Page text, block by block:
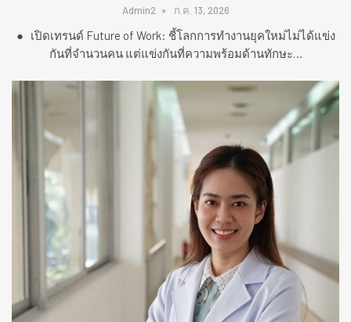
Admin2 ก.ค. 13, 2026
● เปิดเทรนด์ Future of Work: ชี้โลกการทำงานยุคใหม่ไม่ได้แข่ง
กันที่จำนวนคน แต่แข่งกันที่ความพร้อมด้านทักษะ…